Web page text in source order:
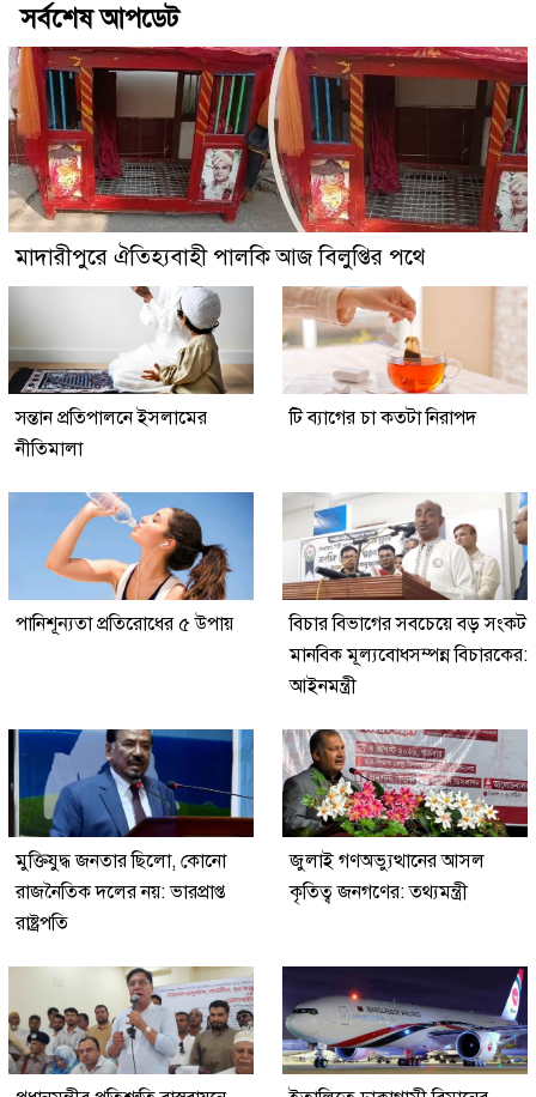
সর্বশেষ আপডেট
মাদারীপুরে ঐতিহ্যবাহী পালকি আজ বিলুপ্তির পথে
সন্তান প্রতিপালনে ইসলামের
নীতিমালা
টি ব্যাগের চা কতটা নিরাপদ
পানিশূন্যতা প্রতিরোধের ৫ উপায়
বিচার বিভাগের সবচেয়ে বড় সংকট
মানবিক মূল্যবোধসম্পন্ন বিচারকের:
আইনমন্ত্রী
মুক্তিযুদ্ধ জনতার ছিলো, কোনো
রাজনৈতিক দলের নয়: ভারপ্রাপ্ত
রাষ্ট্রপতি
জুলাই গণঅভ্যুত্থানের আসল
কৃতিত্ব জনগণের: তথ্যমন্ত্রী